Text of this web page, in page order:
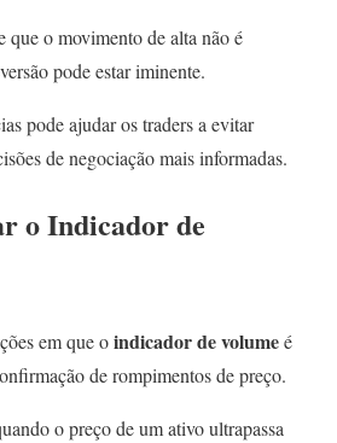
que o movimento de alta não é
pode estar iminente.
pode ajudar os traders a evitar
de negociação mais informadas.
o Indicador de
em que oindicador de volumeé
de rompimentos de preço.
o preço de um ativo ultrapassa